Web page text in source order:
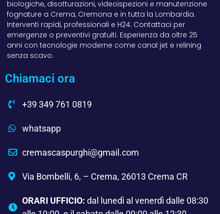
biologiche, disotturazioni, videoispezioni e manutenzione
fognature a Crema, Cremona e in tutta la Lombardia.
Interventi rapidi, professionali e H24. Contattaci per
emergenze o preventivi gratuiti. Esperienza da oltre 25
anni con tecnologie moderne come canal jet e relining
senza scavo.
Chiamaci ora
+39 349 761 0819
whatsapp
cremascaspurghi@gmail.com
Via Bombelli, 6, – Crema, 26013 Crema CR
ORARI UFFICIO: dal lunedì al venerdì dalle 08:30